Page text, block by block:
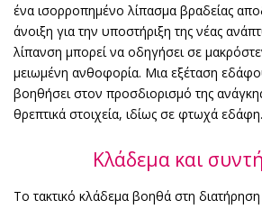
ένα ισορροπημένο λίπασμα βραδείας
άνοιξη για την υποστήριξη της νέας
λίπανση μπορεί να οδηγήσει σε
μειωμένη ανθοφορία. Μια εξέταση
βοηθήσει στον προσδιορισμό της
θρεπτικά στοιχεία, ιδίως σε φτωχά εδάφη.
Κλάδεμα και
Το τακτικό κλάδεμα βοηθά στη